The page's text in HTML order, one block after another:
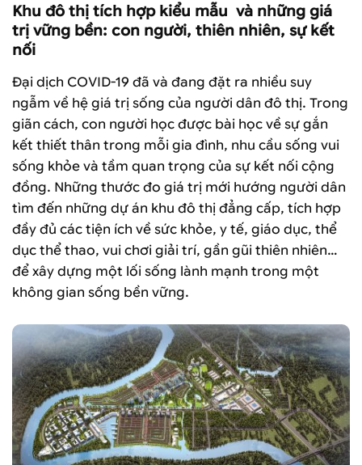
Khu đô thị tích hợp kiểu mẫu và những giá
trị vững bền: con người, thiên nhiên, sự kết
nối
Đại dịch COVID-19 đã và đang đặt ra nhiều suy
ngẫm về hệ giá trị sống của người dân đô thị. Trong
giãn cách, con người học được bài học về sự gắn
kết thiết thân trong mỗi gia đình, nhu cầu sống vui
sống khỏe và tầm quan trọng của sự kết nối cộng
đồng. Những thước đo giá trị mới hướng người dân
tìm đến những dự án khu đô thị đẳng cấp, tích hợp
đầy đủ các tiện ích về sức khỏe, y tế, giáo dục, thể
dục thể thao, vui chơi giải trí, gần gũi thiên nhiên…
để xây dựng một lối sống lành mạnh trong một
không gian sống bền vững.